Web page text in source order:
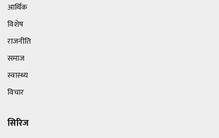
आर्थिक
विशेष
राजनीति
समाज
स्वास्थ्य
विचार
सिरिज